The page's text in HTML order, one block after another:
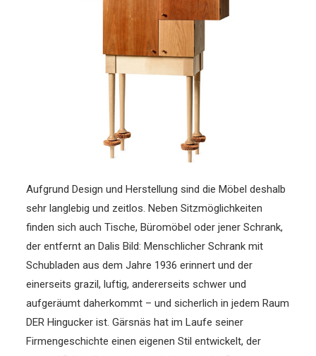
Aufgrund Design und Herstellung sind die Möbel deshalb
sehr langlebig und zeitlos. Neben Sitzmöglichkeiten
finden sich auch Tische, Büromöbel oder jener Schrank,
der entfernt an Dalis Bild: Menschlicher Schrank mit
Schubladen aus dem Jahre 1936 erinnert und der
einerseits grazil, luftig, andererseits schwer und
aufgeräumt daherkommt – und sicherlich in jedem Raum
DER Hingucker ist. Gärsnäs hat im Laufe seiner
Firmengeschichte einen eigenen Stil entwickelt, der